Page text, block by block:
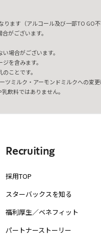
ます（アルコール及び一部TO GO不
がございます。
場合がございます。
を含みます。
ことです。
ミルク・アーモンドミルクへの変更
飲料ではありません。
Recruiting
採用TOP
スターバックスを知る
福利厚生／ベネフィット
パートナーストーリー